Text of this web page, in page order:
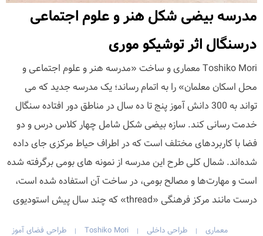
مدرسه بیضی شکل هنر و علوم اجتماعی
درسنگال اثر توشیکو موری
Toshiko Mori معماری و ساخت «مدرسه هنر و علوم اجتماعی و
محل اسکان معلمان» را به اتمام رساند؛ یک مدرسه جدید که می
تواند به 300 دانش آموز پنج تا ده سال در مناطق دور افتاده سنگال
خدمت رسانی کند. سازه بیضی شکل شامل چهار کلاس درس و دو
فضا با کاربردهای مختلف است که در اطراف حیاط مرکزی جای داده
شده‌اند. شمال کلی طرح این مدرسه از نمونه های بومی برگرفته شده
است و مهارت‌ها و مصالح بومی، در ساخت آن استفاده شده است،
درست مانند مرکز فرهنگی «thread» که چند سال پیش استودیوی
معماری | طراحی داخلی |
Toshiko Mori
| طراحی فضای آموز